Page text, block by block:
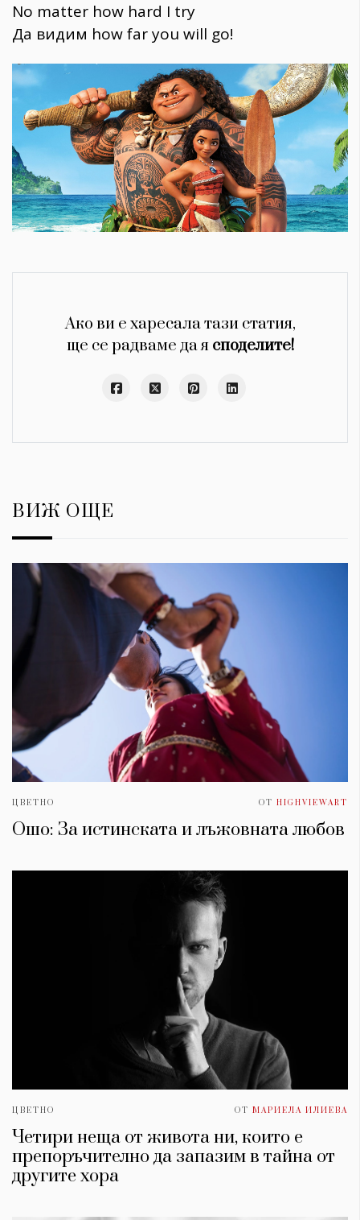
No matter how hard I try
Да видим how far you will go!
Ако ви е харесала тази статия,
ще се радваме да я споделите!
ВИЖ ОЩЕ
ЦВЕТНО ОТ HIGHVIEWART
Ошо: За истинската и лъжовната любов
ЦВЕТНО ОТ МАРИЕЛА ИЛИЕВА
Четири неща от живота ни, които е
препоръчително да запазим в тайна от
другите хора